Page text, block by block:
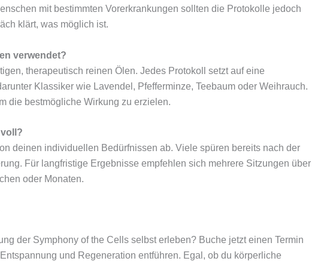
mit bestimmten Vorerkrankungen sollten die Protokolle jedoch
klärt, was möglich ist.
verwendet?
therapeutisch reinen Ölen. Jedes Protokoll setzt auf eine
Klassiker wie Lavendel, Pfefferminze, Teebaum oder Weihrauch.
die bestmögliche Wirkung zu erzielen.
deinen individuellen Bedürfnissen ab. Viele spüren bereits nach der
Für langfristige Ergebnisse empfehlen sich mehrere Sitzungen über
oder Monaten.
der Symphony of the Cells selbst erleben? Buche jetzt einen Termin
und Regeneration entführen. Egal, ob du körperliche